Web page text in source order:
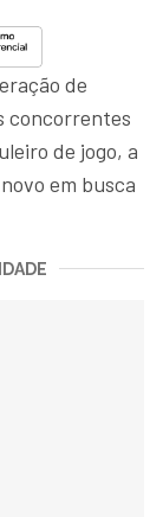
de
concorrentes
de jogo, a
em busca